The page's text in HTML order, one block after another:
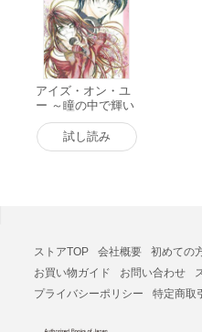
アイズ・オン・ユ
ー ～瞳の中で輝い
て～ (1) 電子書籍
版
試し読み
ストアTOP 会社概要 初めての
お買い物ガイド
お問い合わせ
プライバシーポリシー
特定商取